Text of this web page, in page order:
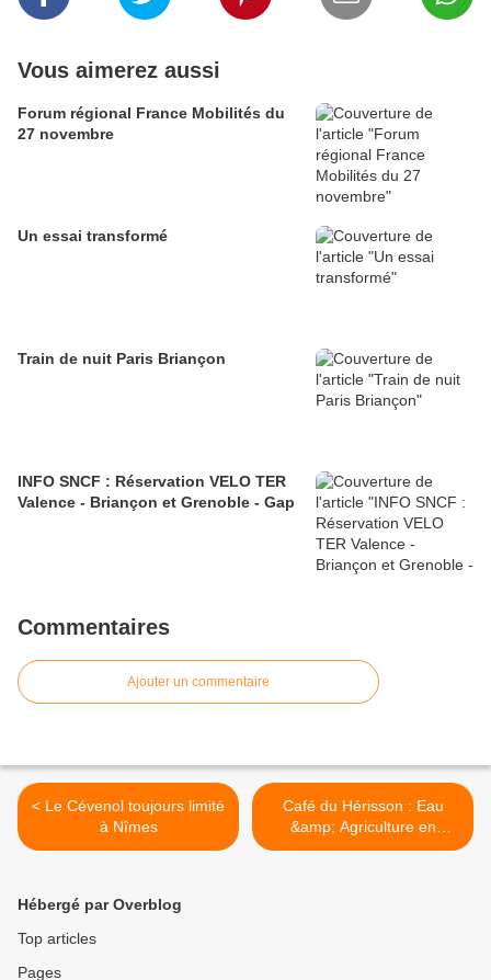
Vous aimerez aussi
Forum régional France Mobilités du
27 novembre
Un essai transformé
Train de nuit Paris Briançon
INFO SNCF : Réservation VELO TER
Valence - Briançon et Grenoble - Gap
Commentaires
Ajouter un commentaire
< Le Cévenol toujours limité
à Nîmes
Café du Hérisson : Eau
&amp; Agriculture en
Durance le 19 avril à
Hébergé par Overblog
Top articles
Pages